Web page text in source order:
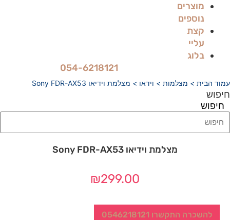
מוצרים
נוספים
קצת
עליי
בלוג
054-6218121
עמוד הבית > מצלמות > וידאו > מצלמת וידיאו Sony FDR-AX53
חיפוש
חיפוש
מצלמת וידיאו Sony FDR-AX53
₪299.00
להשכרה התקשרו 0546218121